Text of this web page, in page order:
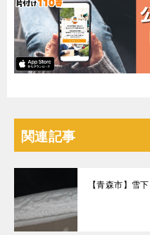
関連記事
【青森市】雪